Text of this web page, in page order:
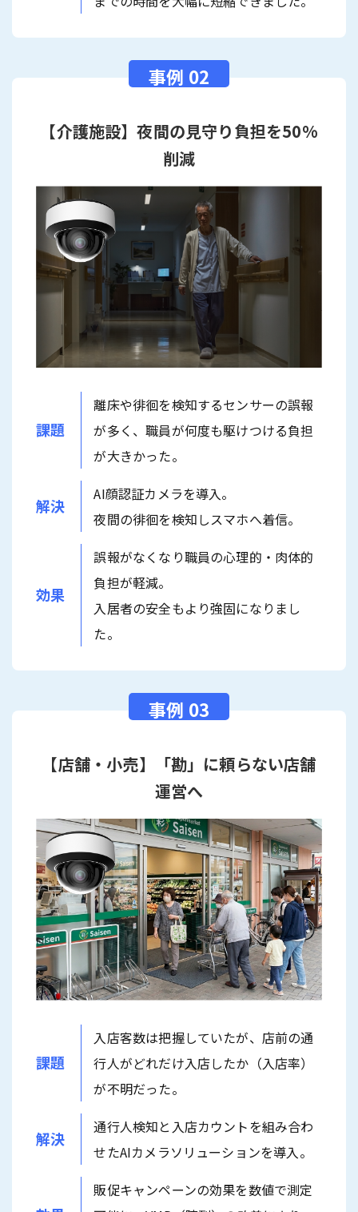
【介護施設】夜間の見守り負担を50%
削減
課題
離床や徘徊を検知するセンサーの誤報
が多く、職員が何度も駆けつける負担
が大きかった。
解決
AI顔認証カメラを導入。
夜間の徘徊を検知しスマホへ着信。
効果
誤報がなくなり職員の心理的・肉体的
負担が軽減。
入居者の安全もより強固になりまし
た。
【店舗・小売】「勘」に頼らない店舗
運営へ
課題
入店客数は把握していたが、店前の通
行人がどれだけ入店したか（入店率）
が不明だった。
解決
通行人検知と入店カウントを組み合わ
せたAIカメラソリューションを導入。
販促キャンペーンの効果を数値で測定